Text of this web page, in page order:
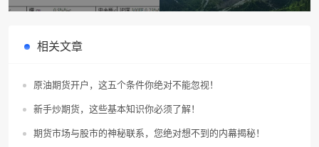
交易高人交易思路 期货交易的品
(永安期货的第一大股东是谁)
相关文章
原油期货开户，这五个条件你绝对不能忽视！
新手炒期货，这些基本知识你必须了解！
期货市场与股市的神秘联系，您绝对想不到的内幕揭秘！